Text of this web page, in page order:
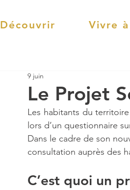
Découvrir Vivre
Le Projet
9 juin
Les habitants du
lors d’un questionnaire
Dans le cadre de son
consultation auprès des
C’est quoi un